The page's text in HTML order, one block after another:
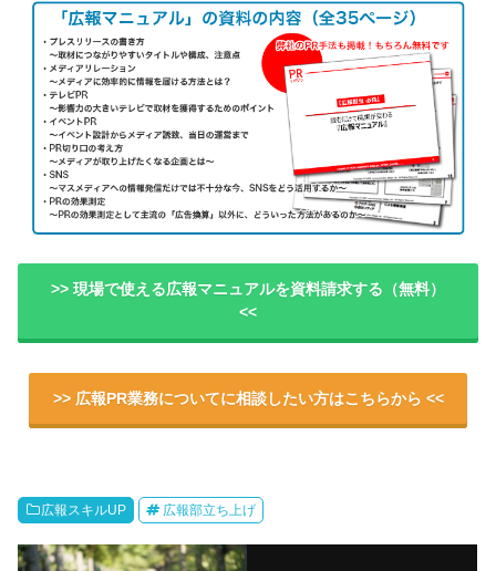
>> 現場で使える広報マニュアルを資料請求する（無料）
<<
>> 広報PR業務についてに相談したい方はこちらから <<
広報スキルUP 広報部立ち上げ